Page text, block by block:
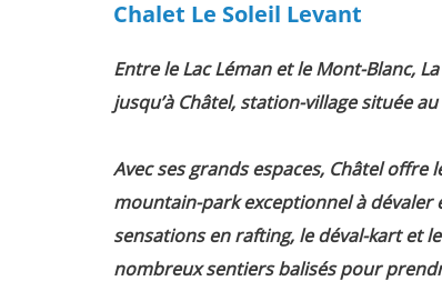
NOS
7
Atouts
Clés
Notre
Chalet Le Soleil Levant
Entre le Lac Léman et le Mont-Blanc,
jusqu’à Châtel, station-village située
Avec ses grands espaces, Châtel offre
mountain-park exceptionnel à dévaler
sensations en rafting, le déval-kart et
nombreux sentiers balisés pour